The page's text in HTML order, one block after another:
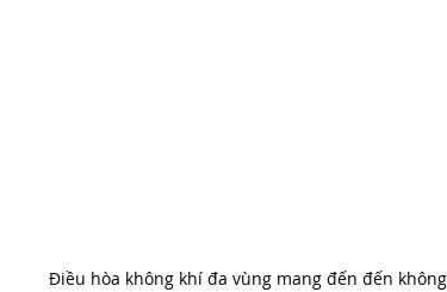
Điều hòa không khí đa vùng mang đến đến